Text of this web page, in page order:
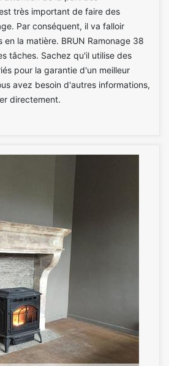
très important de faire des
Par conséquent, il va falloir
la matière. BRUN Ramonage 38
tâches. Sachez qu'il utilise des
pour la garantie d'un meilleur
avez besoin d'autres informations,
directement.